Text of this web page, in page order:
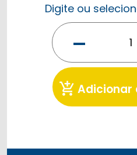
Digite ou
-
add_shopping_cart Adicionar